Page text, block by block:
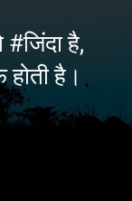
#जिंदा है,
होती है।